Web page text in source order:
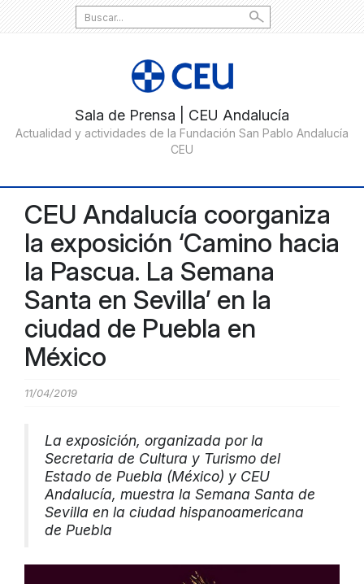
Search
for:
CEU Andalucía coorganiza
la exposición ‘Camino hacia
la Pascua. La Semana
Santa en Sevilla’ en la
ciudad de Puebla en
México
11/04/2019
La exposición, organizada por la
Secretaria de Cultura y Turismo del
Estado de Puebla (México) y CEU
Andalucía, muestra la Semana Santa de
Sevilla en la ciudad hispanoamericana
de Puebla